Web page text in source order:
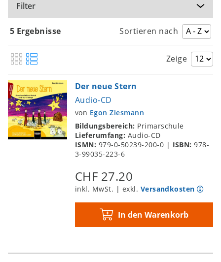
Filter
5 Ergebnisse Sortieren nach
Zeige
Der neue Stern
Audio-CD
von Egon Ziesmann
Bildungsbereich: Primarschule
Lieferumfang: Audio-CD
ISMN: 979-0-50239-200-0 | ISBN:978-
3-99035-223-6
CHF 27.20
inkl. MwSt. | exkl. Versandkosten
In den Warenkorb